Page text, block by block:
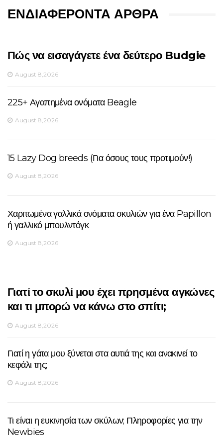
ΕΝΔΙΑΦΈΡΟΝΤΑ ΆΡΘΡΑ
Πώς να εισαγάγετε ένα δεύτερο Budgie
August 8,2026
225+ Αγαπημένα ονόματα Beagle
August 8,2026
15 Lazy Dog breeds (Για όσους τους προτιμούν!)
August 8,2026
Χαριτωμένα γαλλικά ονόματα σκυλιών για ένα Papillon
ή γαλλικό μπουλντόγκ
August 8,2026
Γιατί το σκυλί μου έχει πρησμένα αγκώνες
και τι μπορώ να κάνω στο σπίτι;
August 8,2026
Γιατί η γάτα μου ξύνεται στα αυτιά της και ανακινεί το
κεφάλι της;
August 8,2026
Τι είναι η ευκινησία των σκύλων; Πληροφορίες για την
Newbies